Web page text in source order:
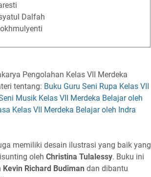
Dalfah
Pengolahan Kelas VII Merdeka
tentang: Buku Guru Seni Rupa Kelas VII
Musik Kelas VII Merdeka Belajar oleh
Kelas VII Merdeka Belajar oleh Indra
memiliki desain ilustrasi yang baik yang
oleh Christina Tulalessy. Buku ini
Kevin Richard Budiman dan dibantu